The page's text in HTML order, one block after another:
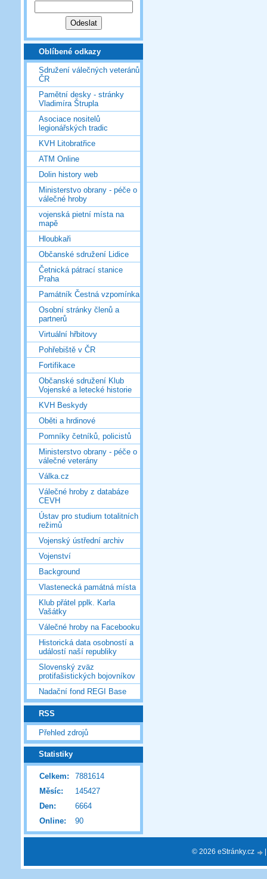
Oblíbené odkazy
Sdružení válečných veteránů
ČR
Pamětní desky - stránky
Vladimíra Štrupla
Asociace nositelů
legionářských tradic
KVH Litobratřice
ATM Online
Dolin history web
Ministerstvo obrany - péče o
válečné hroby
vojenská pietní místa na
mapě
Hloubkaři
Občanské sdružení Lidice
Četnická pátrací stanice
Praha
Památník Čestná vzpomínka
Osobní stránky členů a
partnerů
Virtuální hřbitovy
Pohřebiště v ČR
Fortifikace
Občanské sdružení Klub
Vojenské a letecké historie
KVH Beskydy
Oběti a hrdinové
Pomníky četníků, policistů
Ministerstvo obrany - péče o
válečné veterány
Válka.cz
Válečné hroby z databáze
CEVH
Ústav pro studium totalitních
režimů
Vojenský ústřední archiv
Vojenství
Background
Vlastenecká památná místa
Klub přátel pplk. Karla
Vašátky
Válečné hroby na Facebooku
Historická data osobností a
událostí naší republiky
Slovenský zväz
protifašistických bojovníkov
Nadační fond REGI Base
RSS
Přehled zdrojů
Statistiky
Online: 90
Celkem:
7881614
Měsíc:
145427
Den:
6664
© 2026 eStránky.cz